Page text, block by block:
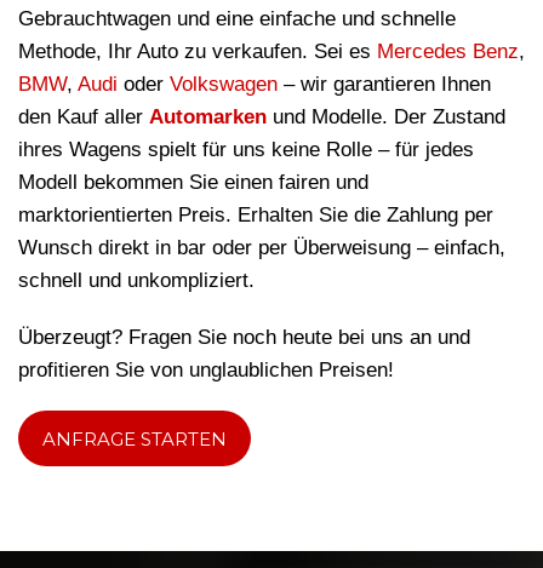
Gebrauchtwagen und eine einfache und schnelle
Methode, Ihr Auto zu verkaufen. Sei es Mercedes Benz,
BMW, Audi oder Volkswagen – wir garantieren Ihnen
den Kauf aller Automarken und Modelle. Der Zustand
ihres Wagens spielt für uns keine Rolle – für jedes
Modell bekommen Sie einen fairen und
marktorientierten Preis. Erhalten Sie die Zahlung per
Wunsch direkt in bar oder per Überweisung – einfach,
schnell und unkompliziert.
Überzeugt? Fragen Sie noch heute bei uns an und
profitieren Sie von unglaublichen Preisen!
ANFRAGE STARTEN